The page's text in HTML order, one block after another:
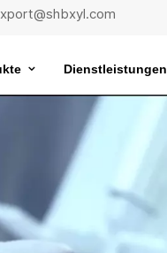
Dienstleistungen